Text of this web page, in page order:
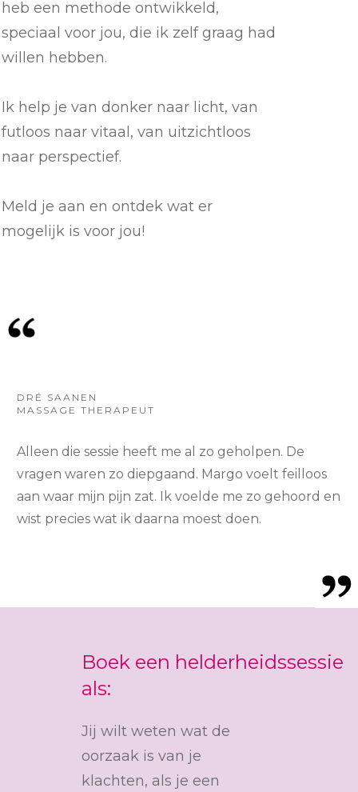
heb een methode ontwikkeld,
speciaal voor jou, die ik zelf graag had
willen hebben.
Ik help je van donker naar licht, van
futloos naar vitaal, van uitzichtloos
naar perspectief.
Meld je aan en ontdek wat er
mogelijk is voor jou!
DRÉ SAANEN
MASSAGE THERAPEUT
Alleen die sessie heeft me al zo geholpen. De
vragen waren zo diepgaand. Margo voelt feilloos
aan waar mijn pijn zat. Ik voelde me zo gehoord en
wist precies wat ik daarna moest doen.
Boek een helderheidssessie
als:
Jij wilt weten wat de
oorzaak is van je
klachten, als je een